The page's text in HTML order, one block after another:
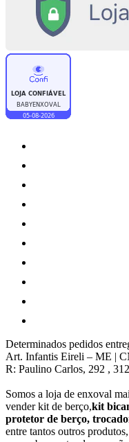
Determinados pedidos
Art. Infantis Eireli – ME |
R: Paulino Carlos, 292 ,
Somos a loja de enxoval
vender kit de berço,kit
protetor de berço,
entre tantos outros